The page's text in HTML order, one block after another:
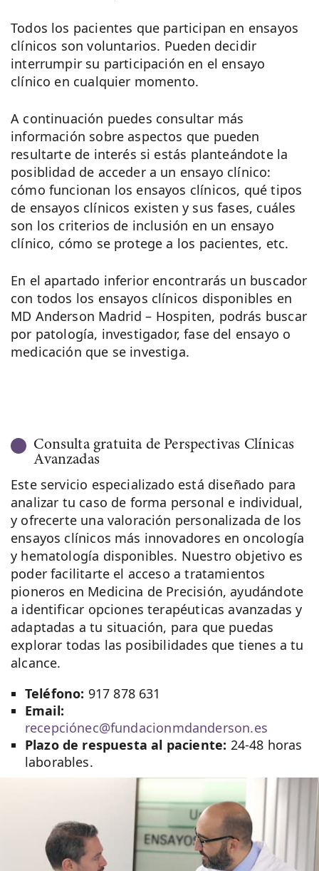
Todos los pacientes que participan en ensayos
clínicos son voluntarios. Pueden decidir
interrumpir su participación en el ensayo
clínico en cualquier momento.
A continuación puedes consultar más
información sobre aspectos que pueden
resultarte de interés si estás planteándote la
posiblidad de acceder a un ensayo clínico:
cómo funcionan los ensayos clínicos, qué tipos
de ensayos clínicos existen y sus fases, cuáles
son los criterios de inclusión en un ensayo
clínico, cómo se protege a los pacientes, etc.
En el apartado inferior encontrarás un buscador
con todos los ensayos clínicos disponibles en
MD Anderson Madrid – Hospiten, podrás buscar
por patología, investigador, fase del ensayo o
medicación que se investiga.
Consulta gratuita de Perspectivas Clínicas
Avanzadas
Este servicio especializado está diseñado para
analizar tu caso de forma personal e individual,
y ofrecerte una valoración personalizada de los
ensayos clínicos más innovadores en oncología
y hematología disponibles. Nuestro objetivo es
poder facilitarte el acceso a tratamientos
pioneros en Medicina de Precisión, ayudándote
a identificar opciones terapéuticas avanzadas y
adaptadas a tu situación, para que puedas
explorar todas las posibilidades que tienes a tu
alcance.
Teléfono: 917 878 631
Email:
recepciónec@fundacionmdanderson.es
Plazo de respuesta al paciente: 24-48 horas
laborables.